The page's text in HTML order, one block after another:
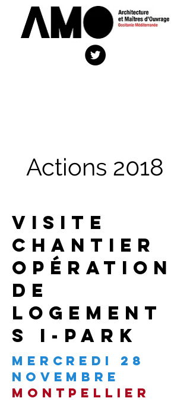
Actions 2018
visite
chantier
opération
de
logement
s i-park
mercredi 28
novembre
montpellier